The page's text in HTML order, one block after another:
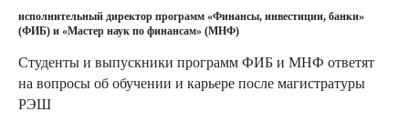
исполнительный директор программ «Финансы, инвестиции, банки»
(ФИБ) и «Мастер наук по финансам» (МНФ)
Студенты и выпускники программ ФИБ и МНФ ответят
на вопросы об обучении и карьере после магистратуры
РЭШ